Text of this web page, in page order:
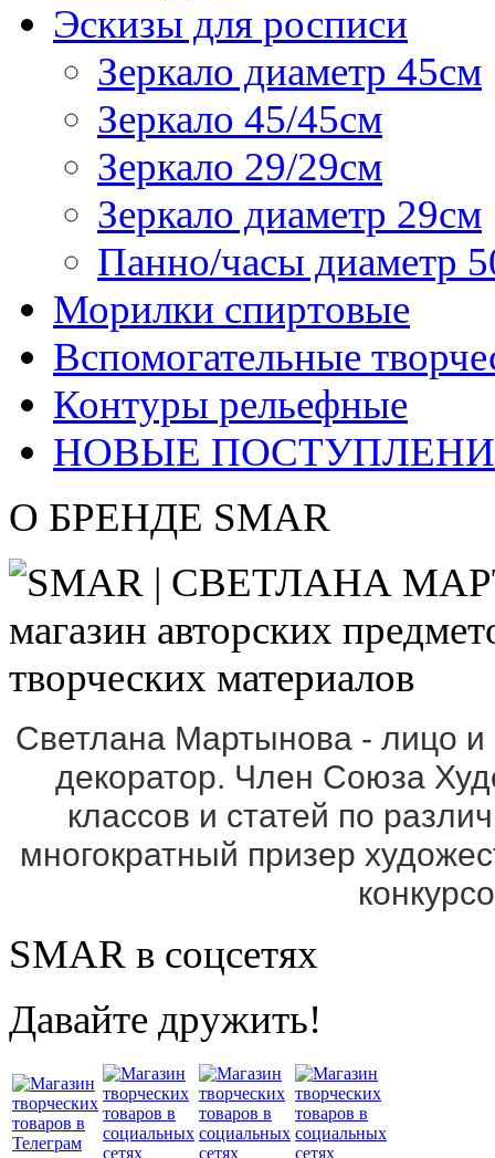
Эскизы для росписи
Зеркало диаметр 45см
Зеркало 45/45см
Зеркало 29/29см
Зеркало диаметр 29см
Панно/часы диаметр
Морилки спиртовые
Вспомогательные
Контуры рельефные
НОВЫЕ
О БРЕНДЕ SMAR
Светлана Мартынова - лицо
декоратор. Член Союза
классов и статей по
многократный призер
SMAR в соцсетях
Давайте дружить!